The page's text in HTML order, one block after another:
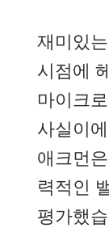
재미있
시점에
마이크
사실이
애크먼
력적인
평가했